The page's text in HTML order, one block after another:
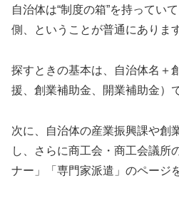
自治体は“制度の箱”を持ってい
側、ということが普通にあります
探すときの基本は、自治体名＋
援、創業補助金、開業補助金）
次に、自治体の産業振興課や創
し、さらに商工会・商工会議所
ナー」「専門家派遣」のページ